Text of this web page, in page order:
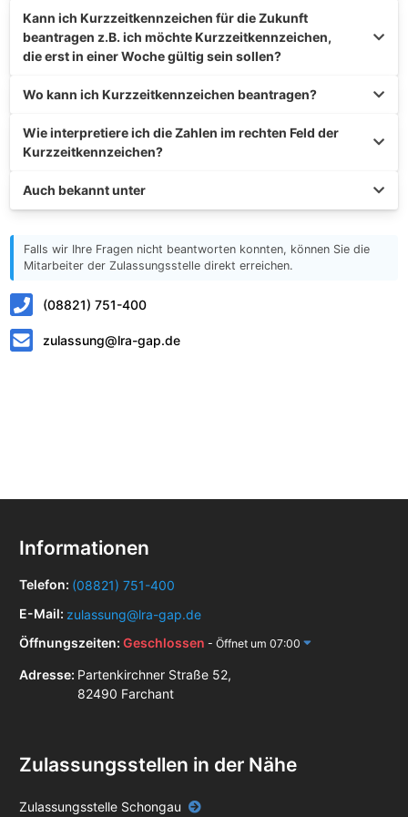
Kann ich Kurzzeitkennzeichen für die Zukunft
beantragen z.B. ich möchte Kurzzeitkennzeichen,
die erst in einer Woche gültig sein sollen?
Wo kann ich Kurzzeitkennzeichen beantragen?
Wie interpretiere ich die Zahlen im rechten Feld der
Kurzzeitkennzeichen?
Auch bekannt unter
Falls wir Ihre Fragen nicht beantworten konnten, können Sie die
Mitarbeiter der Zulassungsstelle direkt erreichen.
(08821) 751-400
zulassung@lra-gap.de
Informationen
Telefon: (08821) 751-400
E-Mail: zulassung@lra-gap.de
Öffnungszeiten: Geschlossen - Öffnet um 07:00
Adresse: Partenkirchner Straße 52,
82490 Farchant
Zulassungsstellen in der Nähe
Zulassungsstelle Schongau